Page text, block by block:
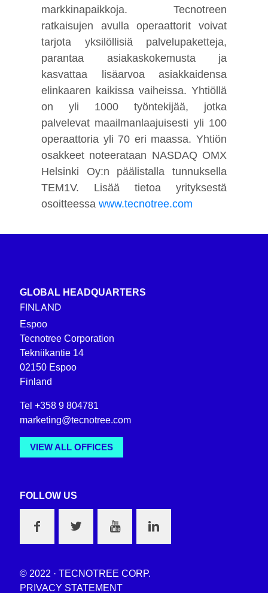
markkinapaikkoja. Tecnotreen
ratkaisujen avulla operaattorit voivat
tarjota yksilöllisiä palvelupaketteja,
parantaa asiakaskokemusta ja
kasvattaa lisäarvoa asiakkaidensa
elinkaaren kaikissa vaiheissa. Yhtiöllä
on yli 1000 työntekijää, jotka
palvelevat maailmanlaajuisesti yli 100
operaattoria yli 70 eri maassa. Yhtiön
osakkeet noteerataan NASDAQ OMX
Helsinki Oy:n päälistalla tunnuksella
TEM1V. Lisää tietoa yrityksestä
osoitteessawww.tecnotree.com
GLOBAL HEADQUARTERS
FINLAND
Espoo
Tecnotree Corporation
Tekniikantie 14
02150 Espoo
Finland
Tel +358 9 804781
marketing@tecnotree.com
VIEW ALL OFFICES
FOLLOW US
© 2022 · TECNOTREE CORP.
PRIVACY STATEMENT